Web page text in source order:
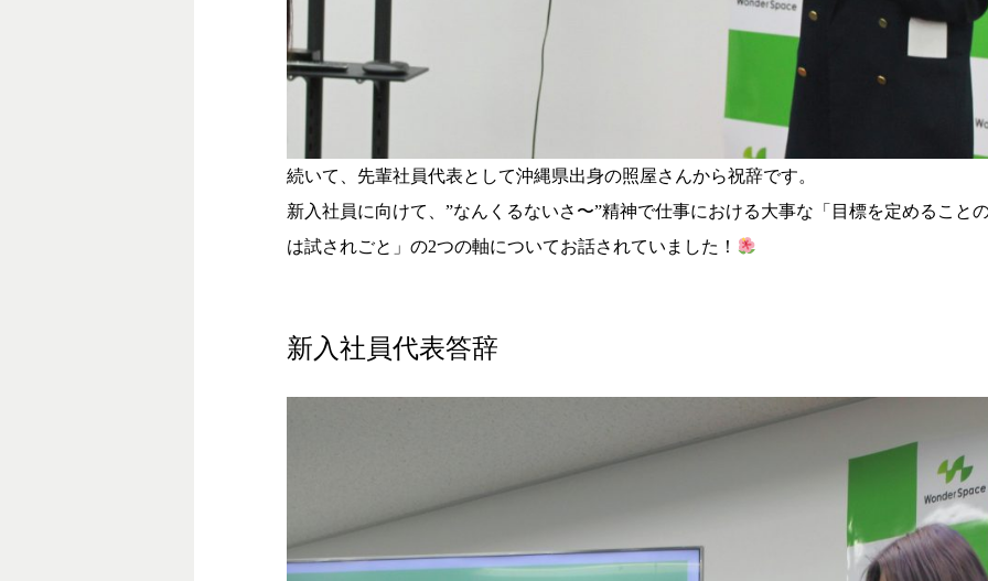
続いて、先輩社員代表として沖縄県出身の照屋さんから祝辞です。
新入社員に向けて、”なんくるないさ〜”精神で仕事における大事な「目標を定めること
は試されごと」の2つの軸についてお話されていました！
新入社員代表答辞